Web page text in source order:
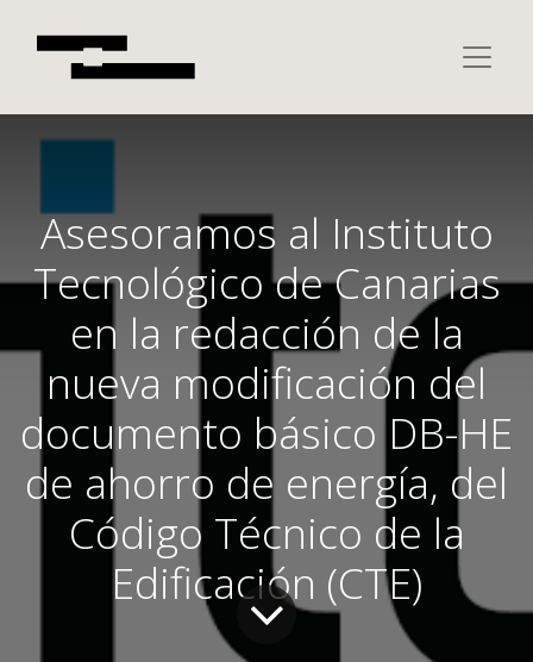
Asesoramos al Instituto
Tecnológico de Canarias
en la redacción de la
nueva modificación del
documento básico DB-HE
de ahorro de energía, del
Código Técnico de la
Edificación (CTE)